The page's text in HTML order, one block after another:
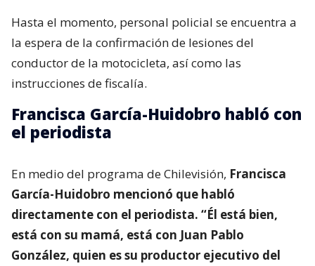
Hasta el momento, personal policial se encuentra a
la espera de la confirmación de lesiones del
conductor de la motocicleta, así como las
instrucciones de fiscalía.
Francisca García-Huidobro habló con
el periodista
En medio del programa de Chilevisión, Francisca
García-Huidobro mencionó que habló
directamente con el periodista. “Él está bien,
está con su mamá, está con Juan Pablo
González, quien es su productor ejecutivo del